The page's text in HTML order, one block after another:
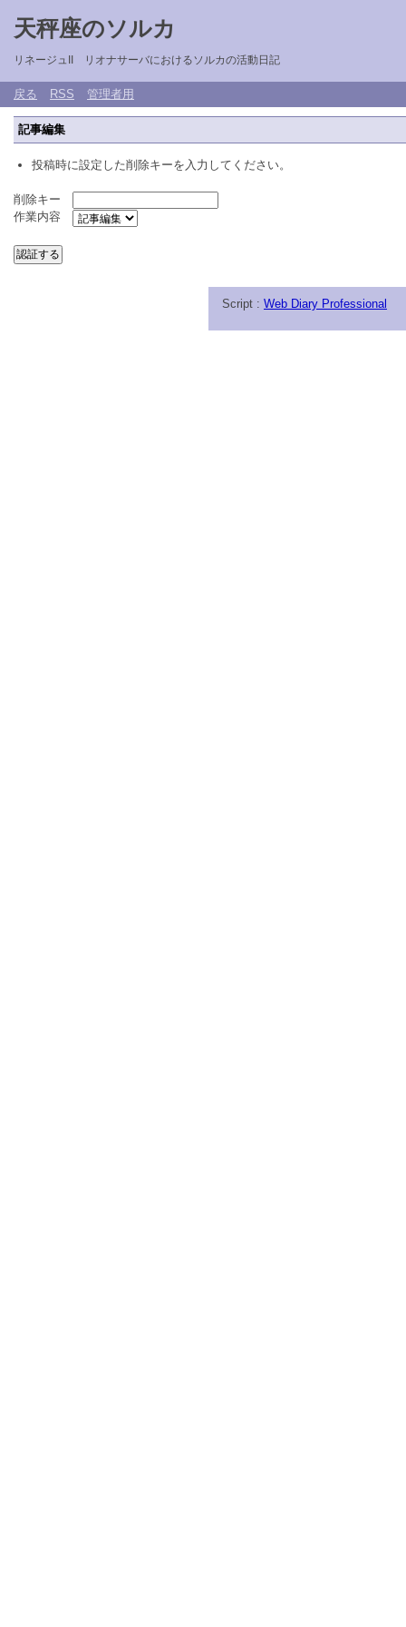
天秤座のソルカ
リネージュII リオナサーバにおけるソルカの活動日記
戻る RSS 管理者用
記事編集
投稿時に設定した削除キーを入力してください。
削除キー
作業内容
Script : Web Diary Professional